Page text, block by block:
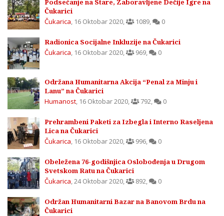
Podsećanje na Stare, Zaboravljene Dečije Igre na
Čukarici
Čukarica, 16 Oktobar 2020, 1089, 0
Radionica Socijalne Inkluzije na Čukarici
Čukarica, 16 Oktobar 2020, 969, 0
Održana Humanitarna Akcija “Penal za Minju i
Lanu” na Čukarici
Humanost, 16 Oktobar 2020, 792, 0
Prehrambeni Paketi za Izbegla i Interno Raseljena
Lica na Čukarici
Čukarica, 16 Oktobar 2020, 996, 0
Obeležena 76-godišnjica Oslobođenja u Drugom
Svetskom Ratu na Čukarici
Čukarica,24 Oktobar 2020, 892, 0
Održan Humanitarni Bazar na Banovom Brdu na
Čukarici